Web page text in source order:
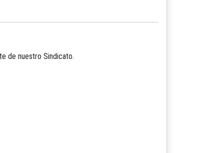
de nuestro Sindicato.